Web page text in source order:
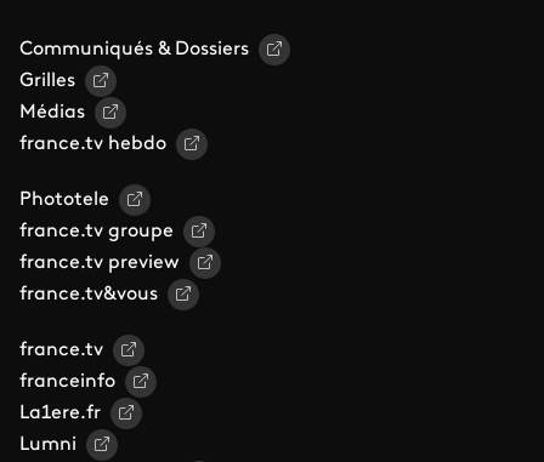
Communiqués & Dossiers
Grilles
Médias
france.tv hebdo
Phototele
france.tv groupe
france.tv preview
france.tv&vous
france.tv
franceinfo
La1ere.fr
Lumni